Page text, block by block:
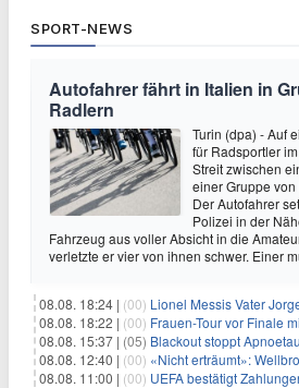
SPORT-NEWS
Autofahrer fährt in Italien in
Radlern
Turin (dpa) - Auf
für Radsportler
Streit zwischen
einer Gruppe
Der Autofahrer
Polizei in der
Fahrzeug aus voller Absicht in die
verletzte er vier von ihnen schwer. Einer
08.08. 18:24 | (00) Lionel Messis Vater Jorge im
08.08. 18:22 | (00) Frauen-Tour vor Finale mit
08.08. 15:37 | (05) Blackout stoppt
08.08. 12:40 | (00) «Nicht erträumt»: Wellbrock
08.08. 11:00 | (00) UEFA bestätigt Zahlungen an